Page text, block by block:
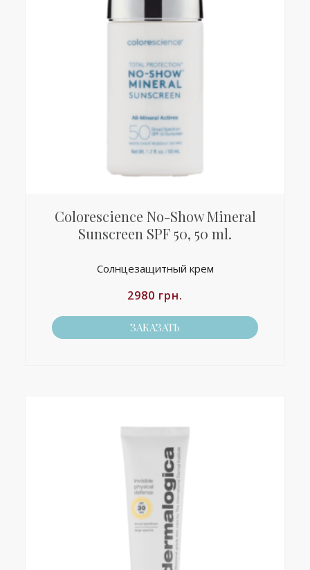
Colorescience No-Show Mineral
Sunscreen SPF 50, 50 ml.
Солнцезащитный крем
2980 грн.
ЗАКАЗАТЬ